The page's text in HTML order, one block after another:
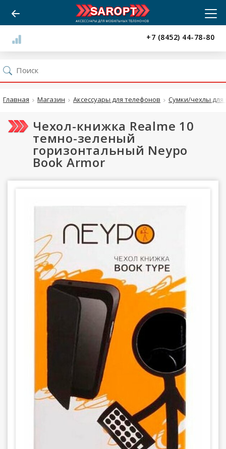
+7 (8452) 44-78-80
Главная Магазин Аксессуары для телефонов Сумки/чехлы для
Чехол-книжка Realme 10
темно-зеленый
горизонтальный Neypo
Book Armor